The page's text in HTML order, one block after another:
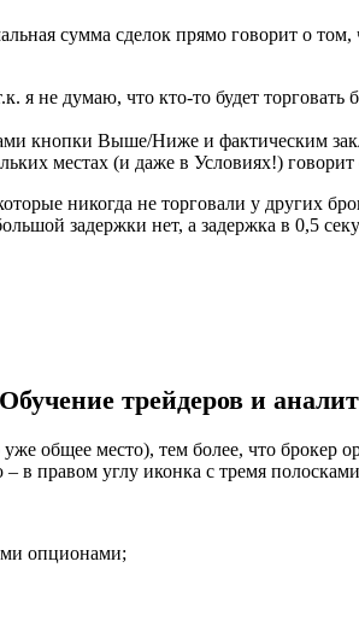
сумма сделок прямо говорит о
я не думаю, что кто-то будет
кнопки Выше/Ниже и фактическим
местах (и даже в Условиях!)
никогда не торговали у других
задержки нет, а задержка в 0,5
Обучение трейдеров и
уже общее место), тем более, что
в правом углу иконка с тремя
опционами;